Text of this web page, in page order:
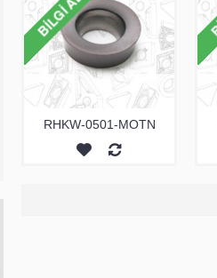
RHKW-0501-MOTN